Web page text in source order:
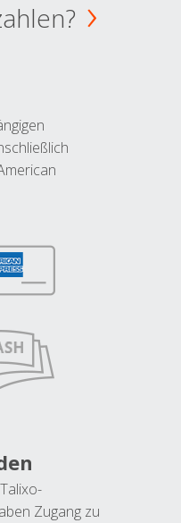
Zugang zu